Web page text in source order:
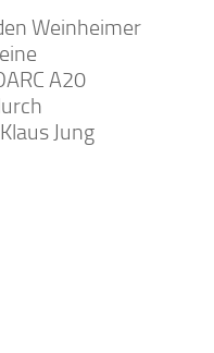
Weinheimer
A20
Jung